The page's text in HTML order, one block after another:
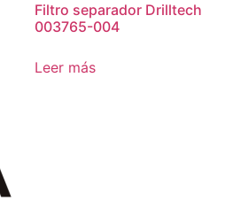
Filtro separador Drilltech
003765-004
Leer más